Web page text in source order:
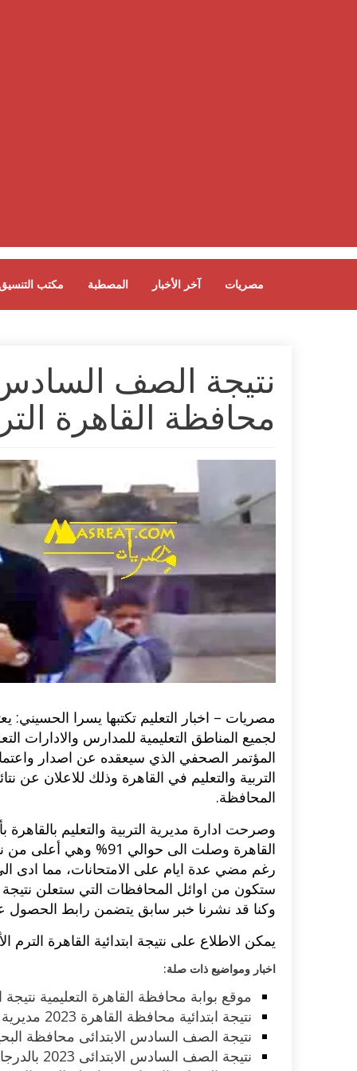
مكتب المصطبة آخر الأخبار مصريات
محافظة القاهرة
مصريات – اخبار التعليم تكتبها يسرا الحسيني:
المؤتمر الصحفي الذي سيعقده عن اصدار
المحافظة.
وصرحت ادارة مديرية التربية والتعليم
القاهرة وصلت الى
رغم مضي عدة ايام على الامتحانات، مما ادى
ستكون من اوائل المحافظات التي ستعلن نتيجة
وكنا قد نشرنا خبر سابق يتضمن رابط الحصول على
يمكن الاطلاع على نتيجة ابتدائية القاهرة الترم الأول 2022
اخبار ومواضيع ذات صلة:
موقع بوابة محافظة القاهرة التعليمية نتيجة
نتيجة ابتدائية محافظة القاهرة 2023 مديرية التربية والتعليم للنتائج
نتيجة الصف السادس الابتدائى محافظة البحيرة
نتيجة الصف السادس الابتدائى 2023 بالدرجات والمجموع هنا الآن